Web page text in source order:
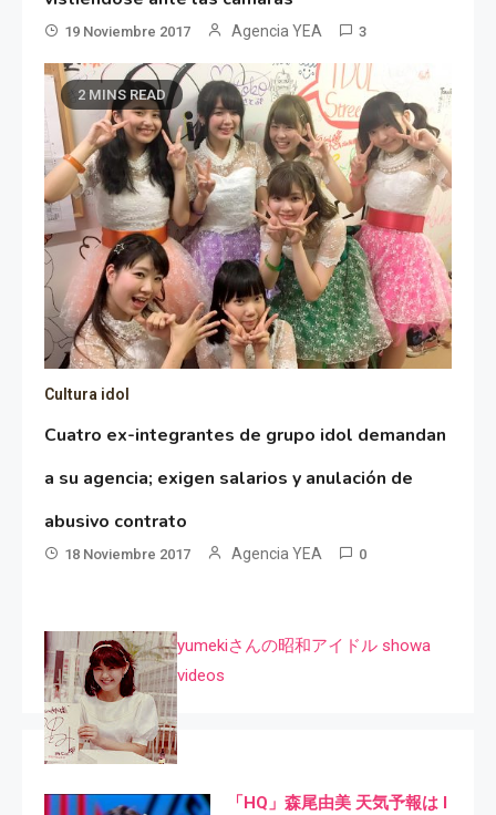
19 Noviembre 2017 Agencia YEA 3
2 MINS READ
Cultura idol
Cuatro ex-integrantes de grupo idol demandan
a su agencia; exigen salarios y anulación de
abusivo contrato
18 Noviembre 2017 Agencia YEA 0
yumekiさんの昭和アイドル showa
videos
「HQ」森尾由美 天気予報は I